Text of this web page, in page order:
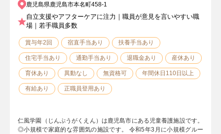
鹿児島県鹿児島市本名町458-1
自立支援やアフターケアに注力｜職員が意見を言いやすい職
場｜若手職員多数
賞与年2回 宿直手当あり 扶養手当あり
住宅手当あり 通勤手当あり 退職金あり 産休あり
育休あり 異動なし 無資格可 年間休日110日以上
有給あり 正職員登用あり
仁風学園（じんぷうがくえん）は鹿児島市にある児童養護施設です。
◎小規模で家庭的な雰囲気の施設です。 令和5年3月に小規模グルー